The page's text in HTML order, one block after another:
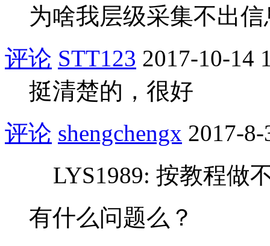
为啥我层级采集不出
评论 STT123 2017-10-14
挺清楚的，很好
评论 shengchengx 2017-
LYS1989: 按教程做
有什么问题么？